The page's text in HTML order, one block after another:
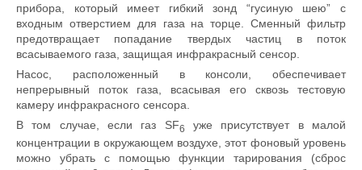
прибора, который имеет гибкий зонд “гусиную шею” с
входным отверстием для газа на торце. Сменный фильтр
предотвращает попадание твердых частиц в поток
всасываемого газа, защищая инфракрасный сенсор.
Насос, расположенный в консоли, обеспечивает
непрерывный поток газа, всасывая его сквозь тестовую
камеру инфракрасного сенсора.
В том случае, если газ SF6
уже присутствует в малой
концентрации в окружающем воздухе, этот фоновый уровень
можно убрать с помощью функции тарирования (сброс